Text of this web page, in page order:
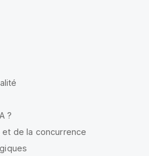
?
de la concurrence